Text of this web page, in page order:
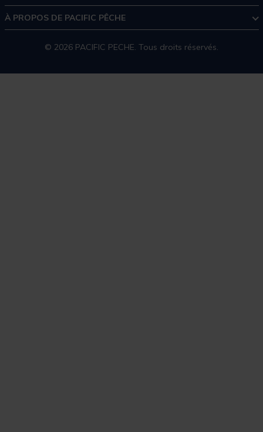
À PROPOS DE PACIFIC PÊCHE
© 2026 PACIFIC PECHE. Tous droits réservés.